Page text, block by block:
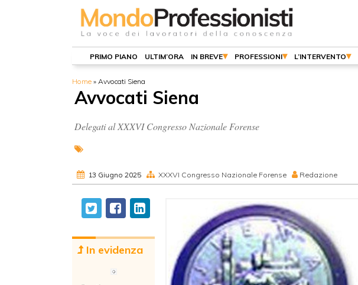
PRIMO PIANO ULTIM’ORA IN BREVE PROFESSIONI L’INTERVENTO
Home » Avvocati Siena
Avvocati Siena
Delegati al XXXVI Congresso Nazionale Forense
13 Giugno 2025 XXXVI Congresso Nazionale Forense Redazione
In evidenza